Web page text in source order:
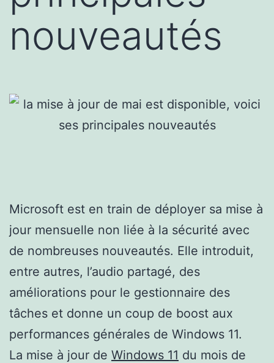
nouveautés
Microsoft est en train de déployer sa mise à
jour mensuelle non liée à la sécurité avec
de nombreuses nouveautés. Elle introduit,
entre autres, l’audio partagé, des
améliorations pour le gestionnaire des
tâches et donne un coup de boost aux
performances générales de Windows 11.
La mise à jour de Windows 11 du mois de